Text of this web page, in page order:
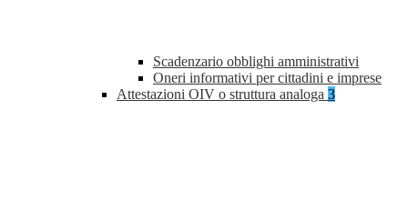
Scadenzario obblighi amministrativi
Oneri informativi per cittadini e imprese
Attestazioni OIV o struttura analoga 3